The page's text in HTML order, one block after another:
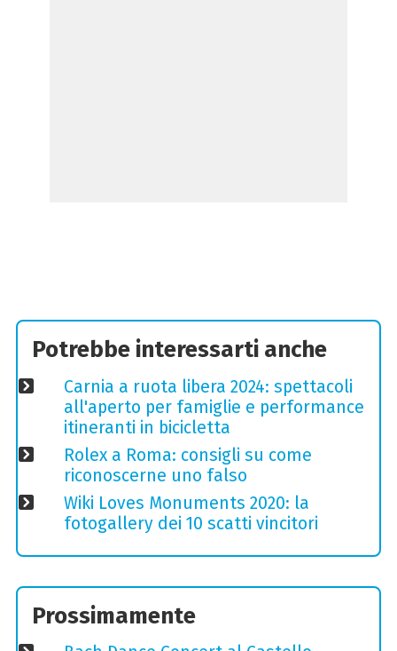
Potrebbe interessarti anche
Carnia a ruota libera 2024: spettacoli
all'aperto per famiglie e performance
itineranti in bicicletta
Rolex a Roma: consigli su come
riconoscerne uno falso
Wiki Loves Monuments 2020: la
fotogallery dei 10 scatti vincitori
Prossimamente